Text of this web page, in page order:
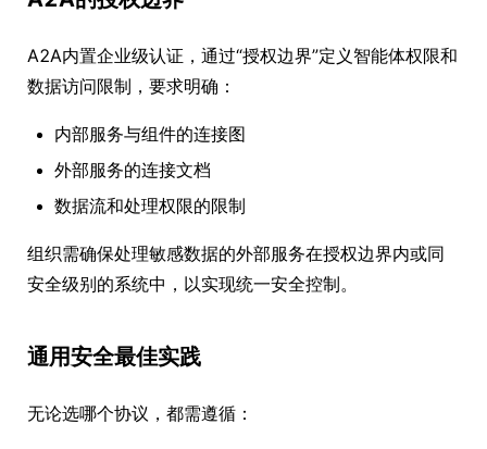
A2A内置企业级认证，通过“授权边界”定义智能体权限和
数据访问限制，要求明确：
内部服务与组件的连接图
外部服务的连接文档
数据流和处理权限的限制
组织需确保处理敏感数据的外部服务在授权边界内或同
安全级别的系统中，以实现统一安全控制。
通用安全最佳实践
无论选哪个协议，都需遵循：